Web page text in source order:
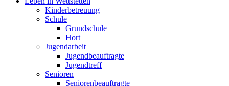
Kinderbetreuung
Schule
Grundschule
Hort
Jugendarbeit
Jugendbeauftragte
Jugendtreff
Senioren
Seniorenbeauftragte